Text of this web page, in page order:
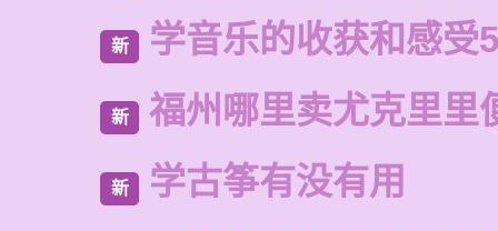
新 学音乐的收获和感受
新 福州哪里卖尤克里里
新 学古筝有没有用